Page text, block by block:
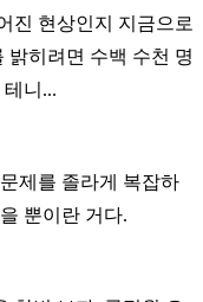
진 현상인지 지금으로
밝히려면 수백 수천 명
니 ...
제를 졸라게 복잡하
뿐이란 거다.